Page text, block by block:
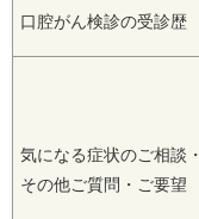
口腔がん検診の受診歴
気になる症状のご相談・
その他ご質問・ご要望